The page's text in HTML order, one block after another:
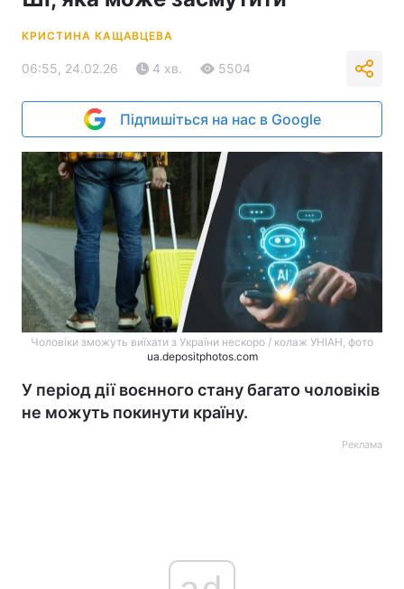
КРИСТИНА КАЩАВЦЕВА
06:55, 24.02.26 4 хв. 5504
Підпишіться на нас в Google
Чоловіки зможуть виїхати з України нескоро / колаж УНІАН, фото
ua.depositphotos.com
У період дії воєнного стану багато чоловіків
не можуть покинути країну.
Реклама